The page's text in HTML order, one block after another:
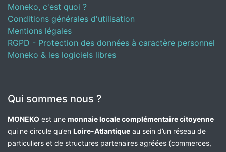
Moneko, c'est quoi ?
Conditions générales d'utilisation
Mentions légales
RGPD - Protection des données à caractère personnel
Moneko & les logiciels libres
Qui sommes nous ?
MONEKO est une monnaie locale complémentaire citoyenne
qui ne circule qu’en Loire-Atlantique au sein d’un réseau de
particuliers et de structures partenaires agréées (commerces,